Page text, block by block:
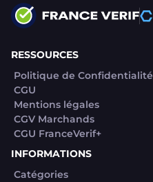
RESSOURCES
Politique de Confidentialité
CGU
Mentions légales
CGV Marchands
CGU FranceVerif+
INFORMATIONS
Catégories